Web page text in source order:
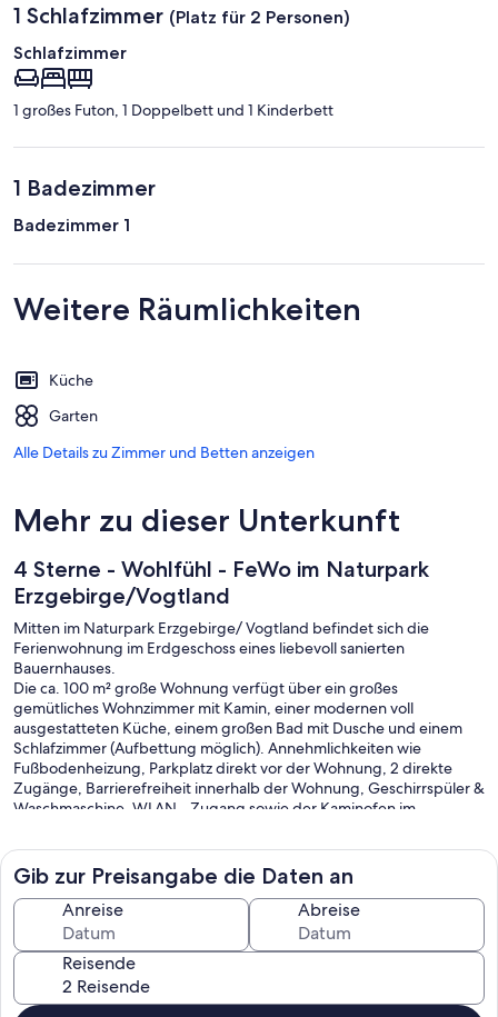
1 Schlafzimmer (Platz für 2 Personen)
Schlafzimmer
1 großes Futon, 1 Doppelbett und 1 Kinderbett
1 Badezimmer
Badezimmer 1
Weitere Räumlichkeiten
Küche
Garten
Alle Details zu Zimmer und Betten anzeigen
Mehr zu dieser Unterkunft
4 Sterne - Wohlfühl - FeWo im Naturpark
Erzgebirge/Vogtland
Mitten im Naturpark Erzgebirge/ Vogtland befindet sich die
Ferienwohnung im Erdgeschoss eines liebevoll sanierten
Bauernhauses.
Die ca. 100 m² große Wohnung verfügt über ein großes
gemütliches Wohnzimmer mit Kamin, einer modernen voll
ausgestatteten Küche, einem großen Bad mit Dusche und einem
Schlafzimmer (Aufbettung möglich). Annehmlichkeiten wie
Fußbodenheizung, Parkplatz direkt vor der Wohnung, 2 direkte
Zugänge, Barrierefreiheit innerhalb der Wohnung, Geschirrspüler &
Waschmaschine, WLAN - Zugang sowie der Kaminofen im
angenehmen Aufenthalt garantieren.
In unmittelbarer, fußläufig erreichbarer Nähe befinden sich Bäcker,
Supermarkt, Sparkasse und Kirche.
Freizeitaktivitäten finden Sie "direkt vor der Tür" ob Wandern, Ski
Langlauf, Ski Alpin, Nordic Walking, Mountainbiken oder einfach nur
ein erholsamer Waldspaziergang - der Naturpark Erzgebirge/
Vogtland bietet zahlreiche Möglichkeiten.
Die Ferienwohnung ist vom Deutschen Tourismusverband mit 4
Sternen ausgezeichnet worden.
Gib zur Preisangabe die Daten an
Anreise Abreise
Reisende